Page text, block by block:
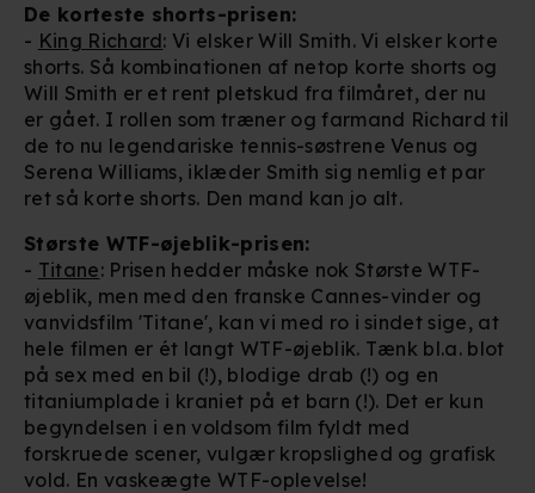
De korteste shorts-prisen:
- King Richard: Vi elsker Will Smith. Vi elsker korte
shorts. Så kombinationen af netop korte shorts og
Will Smith er et rent pletskud fra filmåret, der nu
er gået. I rollen som træner og farmand Richard til
de to nu legendariske tennis-søstrene Venus og
Serena Williams, iklæder Smith sig nemlig et par
ret så korte shorts. Den mand kan jo alt.
Største WTF-øjeblik-prisen:
- Titane: Prisen hedder måske nok Største WTF-
øjeblik, men med den franske Cannes-vinder og
vanvidsfilm 'Titane', kan vi med ro i sindet sige, at
hele filmen er ét langt WTF-øjeblik. Tænk bl.a. blot
på sex med en bil (!), blodige drab (!) og en
titaniumplade i kraniet på et barn (!). Det er kun
begyndelsen i en voldsom film fyldt med
forskruede scener, vulgær kropslighed og grafisk
vold. En vaskeægte WTF-oplevelse!